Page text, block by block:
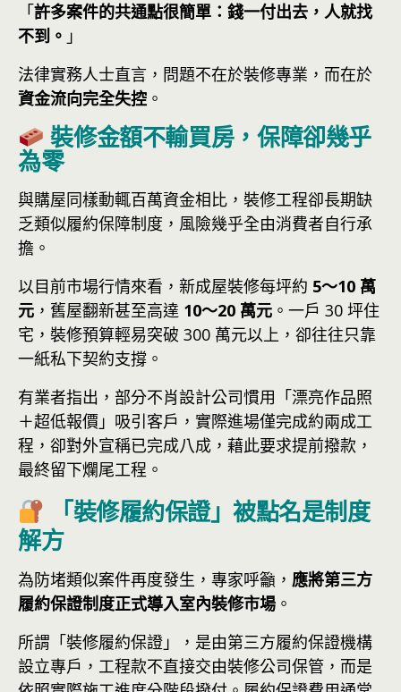
「許多案件的共通點很簡單：錢一付出去，人就找
不到。 」
法律實務人士直言，問題不在於裝修專業，而在於
資金流向完全失控 。
裝修金額不輸買房，保障卻幾乎
為零
與購屋同樣動輒百萬資金相比，裝修工程卻長期缺
乏類似履約保障制度，風險幾乎全由消費者自行承
擔。
以目前市場行情來看，新成屋裝修每坪約 5～10 萬
元 ，舊屋翻新甚至高達 10～20 萬元 。一戶 30 坪住
宅，裝修預算輕易突破 300 萬元以上，卻往往只靠
一紙私下契約支撐。
有業者指出，部分不肖設計公司慣用「漂亮作品照
＋超低報價」吸引客戶，實際進場僅完成約兩成工
程，卻對外宣稱已完成八成，藉此要求提前撥款，
最終留下爛尾工程。
「裝修履約保證」被點名是制度
解方
為防堵類似案件再度發生，專家呼籲， 應將第三方
履約保證制度正式導入室內裝修市場 。
所謂「裝修履約保證」，是由第三方履約保證機構
設立專戶，工程款不直接交由裝修公司保管，而是